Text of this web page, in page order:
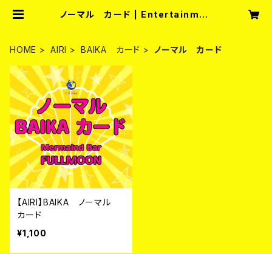
ノーマル カード | Entertainmen
HOME AIRI BAIKA カード ノーマル カード
【AIRI】BAIKA ノーマル
カード
¥1,100